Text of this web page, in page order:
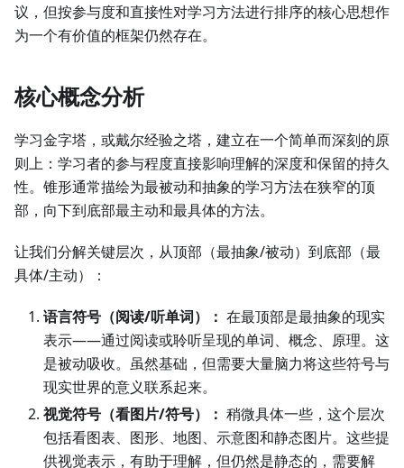
议，但按参与度和直接性对学习方法进行排序的核心思想作
为一个有价值的框架仍然存在。
核心概念分析
学习金字塔，或戴尔经验之塔，建立在一个简单而深刻的原
则上：学习者的参与程度直接影响理解的深度和保留的持久
性。锥形通常描绘为最被动和抽象的学习方法在狭窄的顶
部，向下到底部最主动和最具体的方法。
让我们分解关键层次，从顶部（最抽象/被动）到底部（最
具体/主动）：
语言符号（阅读/听单词）： 在最顶部是最抽象的现实
表示——通过阅读或聆听呈现的单词、概念、原理。这
是被动吸收。虽然基础，但需要大量脑力将这些符号与
现实世界的意义联系起来。
视觉符号（看图片/符号）： 稍微具体一些，这个层次
包括看图表、图形、地图、示意图和静态图片。这些提
供视觉表示，有助于理解，但仍然是静态的，需要解